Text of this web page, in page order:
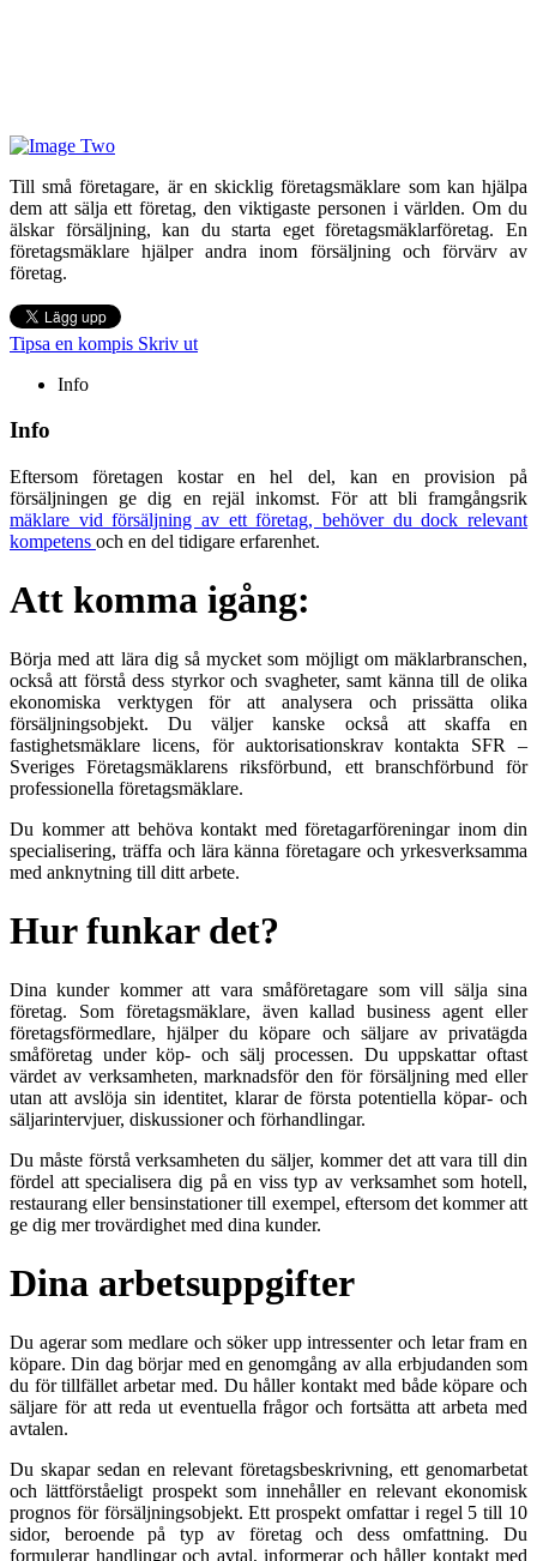
Till små företagare, är en skicklig företagsmäklare som kan hjälpa
dem att sälja ett företag, den viktigaste personen i världen. Om du
älskar försäljning, kan du starta eget företagsmäklarföretag. En
företagsmäklare hjälper andra inom försäljning och förvärv av
företag.
Tipsa en kompis Skriv ut
Info
Info
Eftersom företagen kostar en hel del, kan en provision på
försäljningen ge dig en rejäl inkomst. För att bli framgångsrik
mäklare vid försäljning av ett företag, behöver du dock relevant
kompetens och en del tidigare erfarenhet.
Att komma igång:
Börja med att lära dig så mycket som möjligt om mäklarbranschen,
också att förstå dess styrkor och svagheter, samt känna till de olika
ekonomiska verktygen för att analysera och prissätta olika
försäljningsobjekt. Du väljer kanske också att skaffa en
fastighetsmäklare licens, för auktorisationskrav kontakta SFR –
Sveriges Företagsmäklarens riksförbund, ett branschförbund för
professionella företagsmäklare.
Du kommer att behöva kontakt med företagarföreningar inom din
specialisering, träffa och lära känna företagare och yrkesverksamma
med anknytning till ditt arbete.
Hur funkar det?
Dina kunder kommer att vara småföretagare som vill sälja sina
företag. Som företagsmäklare, även kallad business agent eller
företagsförmedlare, hjälper du köpare och säljare av privatägda
småföretag under köp- och sälj processen. Du uppskattar oftast
värdet av verksamheten, marknadsför den för försäljning med eller
utan att avslöja sin identitet, klarar de första potentiella köpar- och
säljarintervjuer, diskussioner och förhandlingar.
Du måste förstå verksamheten du säljer, kommer det att vara till din
fördel att specialisera dig på en viss typ av verksamhet som hotell,
restaurang eller bensinstationer till exempel, eftersom det kommer att
ge dig mer trovärdighet med dina kunder.
Dina arbetsuppgifter
Du agerar som medlare och söker upp intressenter och letar fram en
köpare. Din dag börjar med en genomgång av alla erbjudanden som
du för tillfället arbetar med. Du håller kontakt med både köpare och
säljare för att reda ut eventuella frågor och fortsätta att arbeta med
avtalen.
Du skapar sedan en relevant företagsbeskrivning, ett genomarbetat
och lättförståeligt prospekt som innehåller en relevant ekonomisk
prognos för försäljningsobjekt. Ett prospekt omfattar i regel 5 till 10
sidor, beroende på typ av företag och dess omfattning. Du
formulerar handlingar och avtal, informerar och håller kontakt med